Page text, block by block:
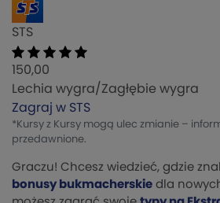
STS
150,00
Lechia wygra/Zagłębie wygra
Zagraj w STS
*Kursy z Kursy mogą ulec zmianie –
przedawnione.
Graczu! Chcesz wiedzieć, gdzie
bonusy bukmacherskie dla